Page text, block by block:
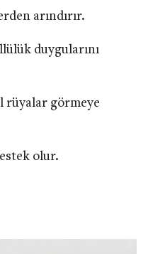
arındırır.
duygularını
rüyalar görmeye
olur.